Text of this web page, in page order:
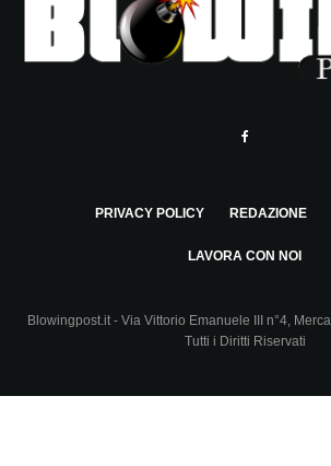
PRIVACY POLICY REDAZIONE
LAVORA CON NOI
Blowingpost.it - Via Vittorio Emanuele III n°4,
Tutti i Diritti Riservati